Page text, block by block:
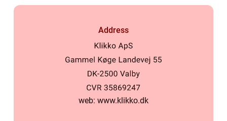
Address
web: www.klikko.dk